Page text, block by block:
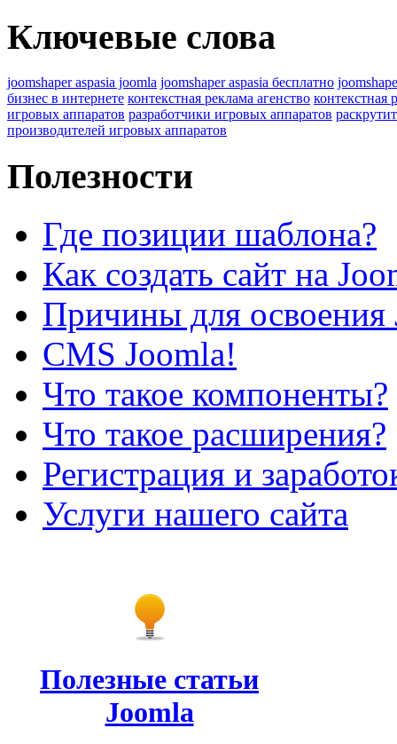
Ключевые слова
joomshaper aspasia joomla joomshaper aspasia бесплатно
бизнес в интернете контекстная реклама агенство контекстная
игровых аппаратов разработчики игровых аппаратов
производителей игровых аппаратов
Полезности
Где позиции шаблона?
Как создать сайт на
Причины для освоения
CMS Joomla!
Что такое компоненты?
Что такое расширения?
Регистрация и
Услуги нашего сайта
Полезные статьи
Joomla